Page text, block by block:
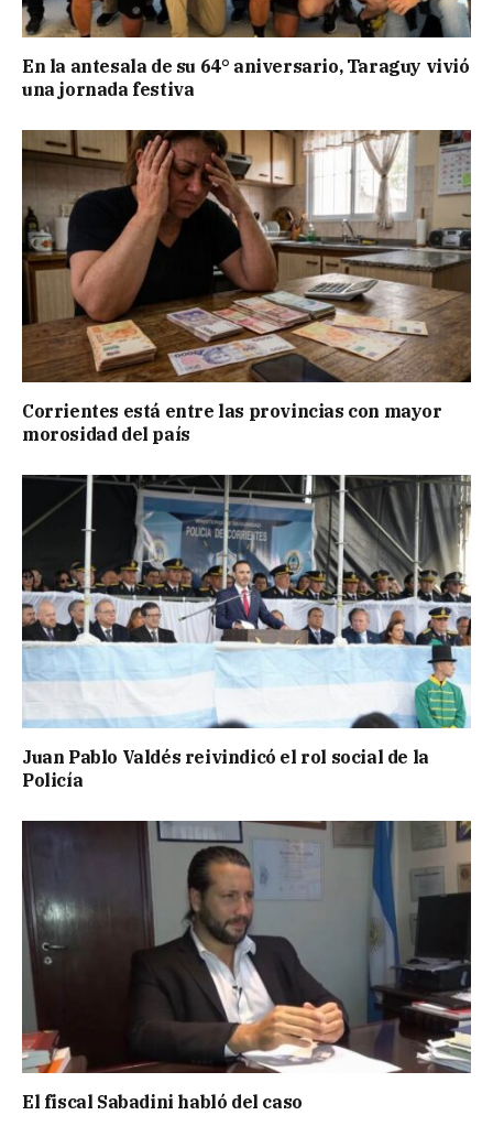
En la antesala de su 64° aniversario, Taraguy vivió
una jornada festiva
Corrientes está entre las provincias con mayor
morosidad del país
Juan Pablo Valdés reivindicó el rol social de la
Policía
El fiscal Sabadini habló del caso